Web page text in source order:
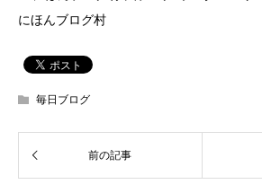
にほんブログ村
毎日ブログ